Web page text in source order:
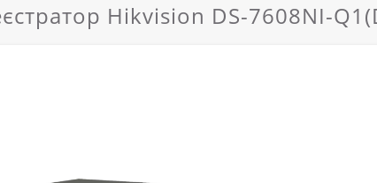
Hikvision DS-7608NI-